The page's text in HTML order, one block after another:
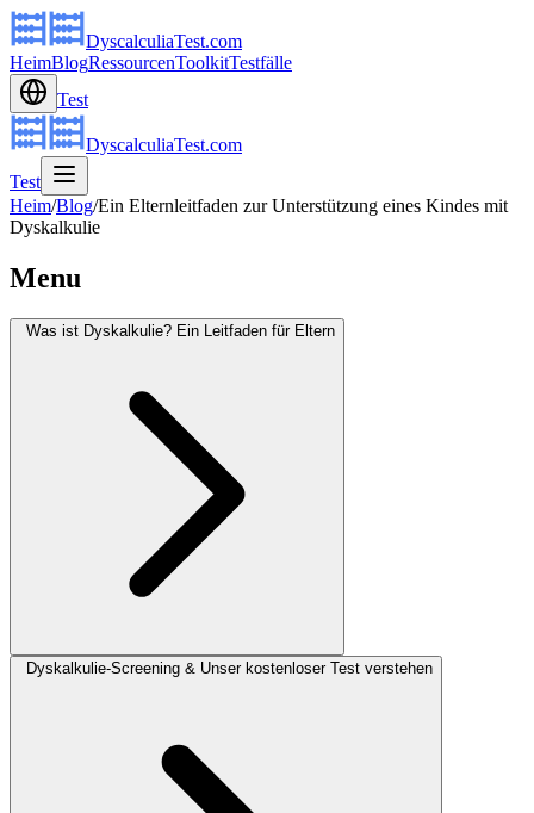
DyscalculiaTest.com
HeimBlogRessourcenToolkitTestfälle
Test
DyscalculiaTest.com
Test
Heim/Blog/Ein Elternleitfaden zur Unterstützung eines Kindes mit
Dyskalkulie
Menu
Was ist Dyskalkulie? Ein Leitfaden für Eltern
Dyskalkulie-Screening & Unser kostenloser Test verstehen